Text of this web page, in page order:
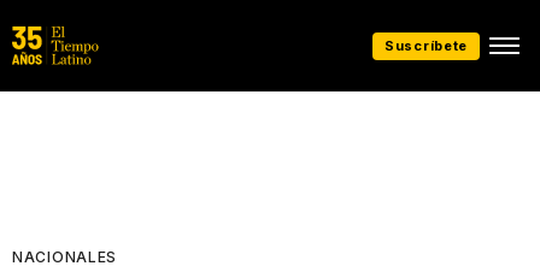
Suscríbete
NACIONALES